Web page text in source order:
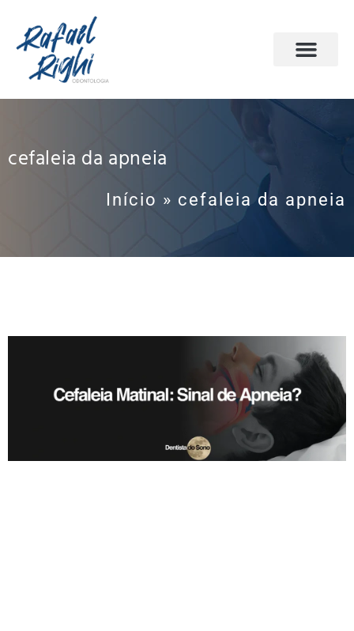
cefaleia da apneia
Início » cefaleia da apneia